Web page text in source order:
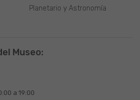
Planetario y Astronomía
Museo:
a 19:00